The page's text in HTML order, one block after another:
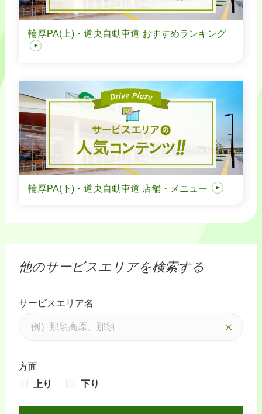
輪厚PA(上)・道央自動車道 おすすめランキング
輪厚PA(下)・道央自動車道 店舗・メニュー
他のサービスエリアを検索する
サービスエリア名
方面
上り
下り